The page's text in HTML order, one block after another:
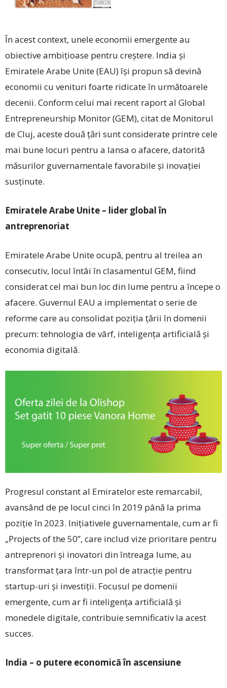
În acest context, unele economii emergente au
obiective ambițioase pentru creștere. India și
Emiratele Arabe Unite (EAU) își propun să devină
economii cu venituri foarte ridicate în următoarele
decenii. Conform celui mai recent raport al Global
Entrepreneurship Monitor (GEM), citat de Monitorul
de Cluj, aceste două țări sunt considerate printre cele
mai bune locuri pentru a lansa o afacere, datorită
măsurilor guvernamentale favorabile și inovației
susținute.
Emiratele Arabe Unite – lider global în
antreprenoriat
Emiratele Arabe Unite ocupă, pentru al treilea an
consecutiv, locul întâi în clasamentul GEM, fiind
considerat cel mai bun loc din lume pentru a începe o
afacere. Guvernul EAU a implementat o serie de
reforme care au consolidat poziția țării în domenii
precum: tehnologia de vârf, inteligența artificială și
economia digitală.
Progresul constant al Emiratelor este remarcabil,
avansând de pe locul cinci în 2019 până la prima
poziție în 2023. Inițiativele guvernamentale, cum ar fi
„Projects of the 50”, care includ vize prioritare pentru
antreprenori și inovatori din întreaga lume, au
transformat țara într-un pol de atracție pentru
startup-uri și investiții. Focusul pe domenii
emergente, cum ar fi inteligența artificială și
monedele digitale, contribuie semnificativ la acest
succes.
India – o putere economică în ascensiune